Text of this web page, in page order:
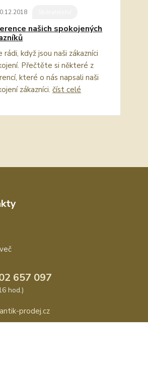
.12.2018
našich spokojených
rádi, když jsou naši zákazníci
Přečtěte si některé z
které o nás napsali naši
zákazníci.číst celé
657 097
hod.)
prodej.cz